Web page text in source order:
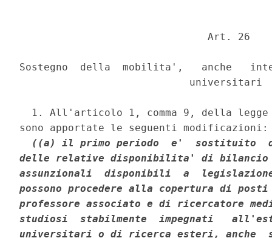
                               Art. 26
Sostegno  della  mobilita',   anche
                            universitari
1. All'articolo 1, comma 9, della
sono apportate le seguenti
((a) il primo periodo  e'  sostituito
delle relative disponibilita' di
assunzionali  disponibili  a
possono procedere alla copertura di
professore associato e di ricercatore
studiosi  stabilmente  impegnati
universitari o di ricerca esteri,